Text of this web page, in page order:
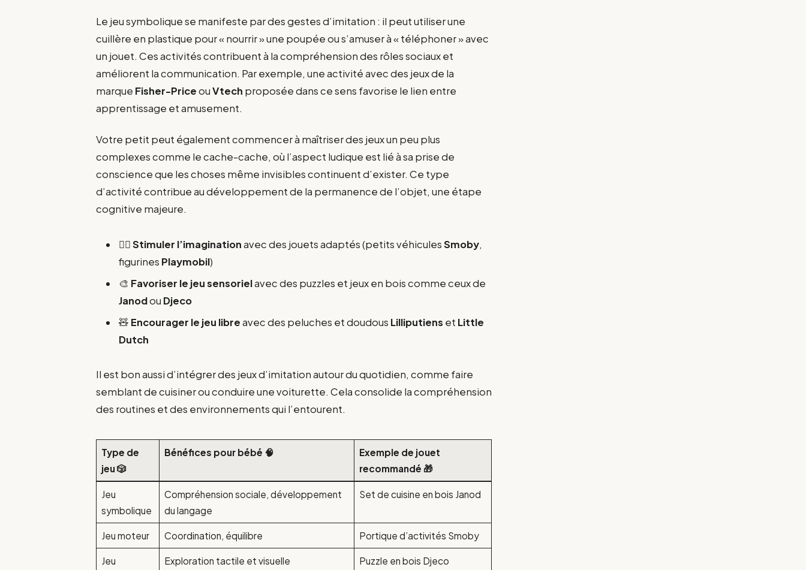
Le jeu symbolique se manifeste par des gestes d’imitation : il peut utiliser une
cuillère en plastique pour « nourrir » une poupée ou s’amuser à « téléphoner » avec
un jouet. Ces activités contribuent à la compréhension des rôles sociaux et
améliorent la communication. Par exemple, une activité avec des jeux de la
marque Fisher-PriceouVtech proposée dans ce sens favorise le lien entre
apprentissage et amusement.
Votre petit peut également commencer à maîtriser des jeux un peu plus
complexes comme le cache-cache, où l’aspect ludique est lié à sa prise de
conscience que les choses même invisibles continuent d’exister. Ce type
d’activité contribue au développement de la permanence de l’objet, une étape
cognitive majeure.
🤹‍♂️Stimuler l’imaginationavec des jouets adaptés (petits véhiculesSmoby,
figurines Playmobil)
🎨 Favoriser le jeu sensorielavec des puzzles et jeux en bois comme ceux de
Janodou Djeco
🧸 Encourager le jeu libreavec des peluches et doudous Lilliputiens et Little
Dutch
Il est bon aussi d’intégrer des jeux d’imitation autour du quotidien, comme faire
semblant de cuisiner ou conduire une voiturette. Cela consolide la compréhension
des routines et des environnements qui l’entourent.
Type de
jeu 🎲
Bénéfices pour bébé 🧠
Exemple de jouet
recommandé 🎁
Jeu
symbolique
Compréhension sociale, développement
du langage
Set de cuisine en bois Janod
Jeu moteur Coordination, équilibre Portique d’activités Smoby
Jeu
Exploration tactile et visuelle Puzzle en bois Djeco